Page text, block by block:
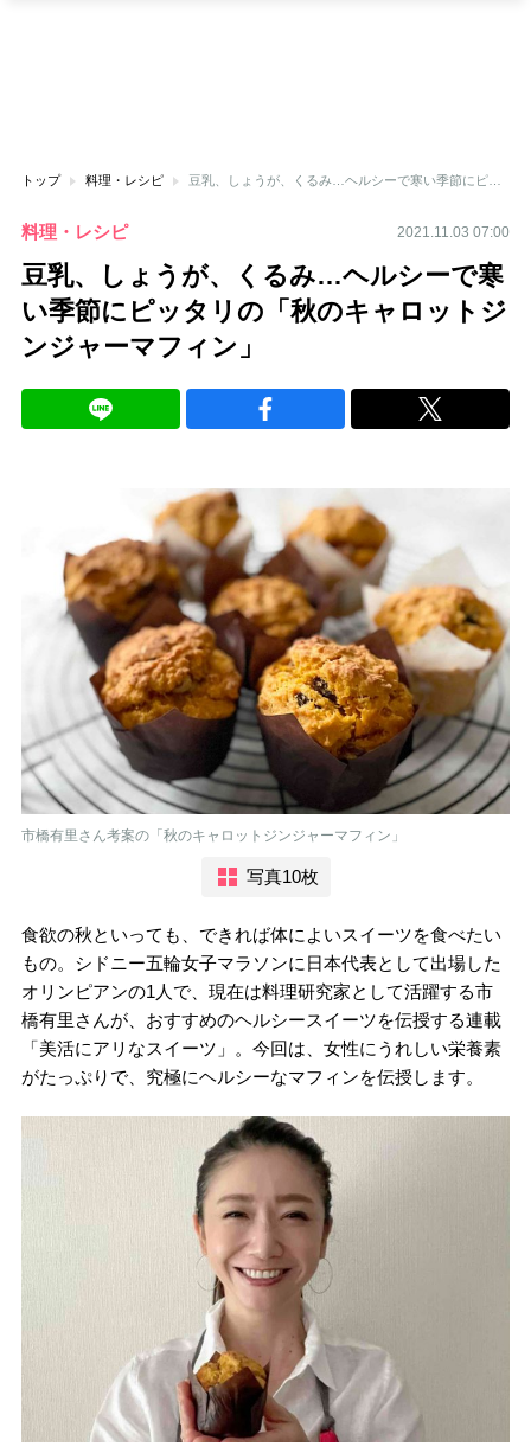
トップ 料理・レシピ 豆乳、しょうが、くるみ…ヘルシーで寒い季節にピッタリの「秋のキャロットジンジャーマフィン」
料理・レシピ 2021.11.03 07:00
豆乳、しょうが、くるみ…ヘルシーで寒
い季節にピッタリの「秋のキャロットジ
ンジャーマフィン」
市橋有里さん考案の「秋のキャロットジンジャーマフィン」
写真10枚
食欲の秋といっても、できれば体によいスイーツを食べたい
もの。シドニー五輪女子マラソンに日本代表として出場した
オリンピアンの1人で、現在は料理研究家として活躍する市
橋有里さんが、おすすめのヘルシースイーツを伝授する連載
「美活にアリなスイーツ」。今回は、女性にうれしい栄養素
がたっぷりで、究極にヘルシーなマフィンを伝授します。